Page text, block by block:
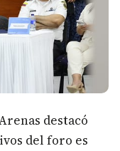
destacó
del foro es